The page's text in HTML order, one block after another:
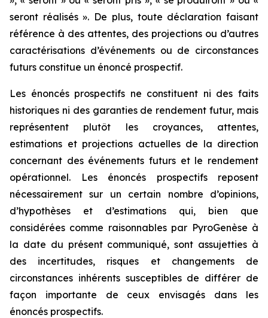
seront réalisés ». De plus, toute déclaration faisant
référence à des attentes, des projections ou d’autres
caractérisations d’événements ou de circonstances
futurs constitue un énoncé prospectif.
Les énoncés prospectifs ne constituent ni des faits
historiques ni des garanties de rendement futur, mais
représentent plutôt les croyances, attentes,
estimations et projections actuelles de la direction
concernant des événements futurs et le rendement
opérationnel. Les énoncés prospectifs reposent
nécessairement sur un certain nombre d’opinions,
d’hypothèses et d’estimations qui, bien que
considérées comme raisonnables par PyroGenèse à
la date du présent communiqué, sont assujetties à
des incertitudes, risques et changements de
circonstances inhérents susceptibles de différer de
façon importante de ceux envisagés dans les
énoncés prospectifs.